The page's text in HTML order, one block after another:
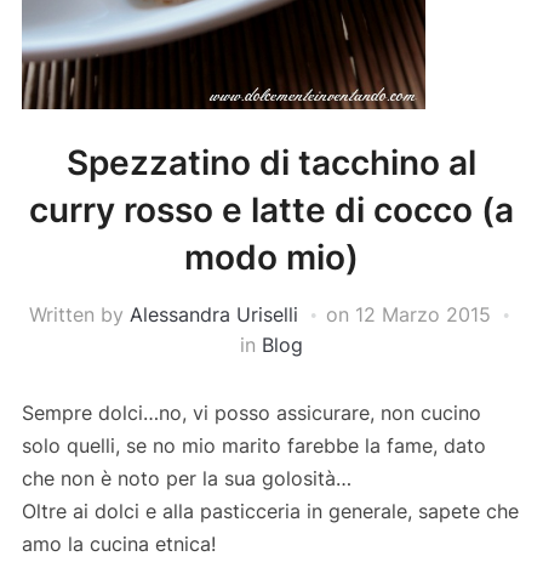
Spezzatino di tacchino al
curry rosso e latte di cocco (a
modo mio)
Written by Alessandra Uriselli on 12 Marzo 2015
in Blog
Sempre dolci…no, vi posso assicurare, non cucino
solo quelli, se no mio marito farebbe la fame, dato
che non è noto per la sua golosità…
Oltre ai dolci e alla pasticceria in generale, sapete che
amo la cucina etnica!